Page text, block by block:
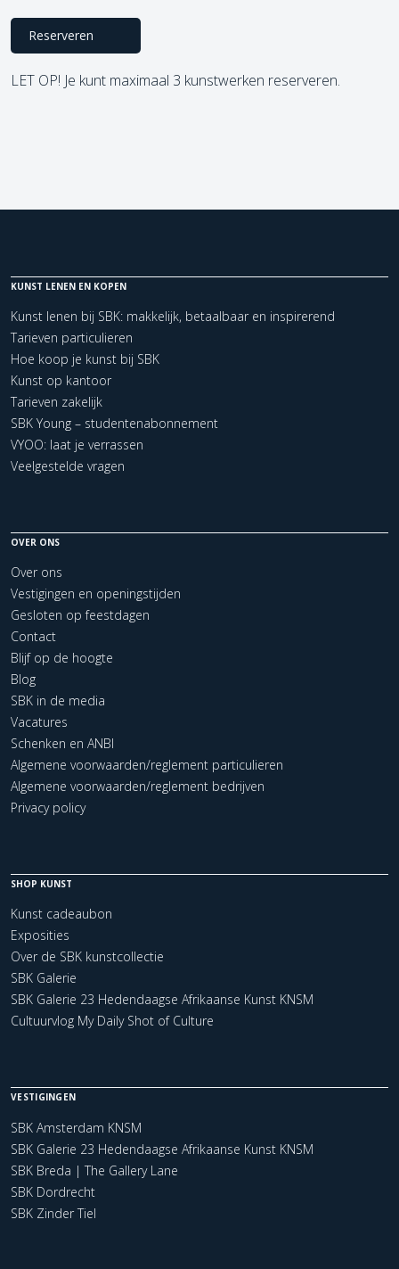
Reserveren
LET OP! Je kunt maximaal 3 kunstwerken reserveren.
KUNST LENEN EN KOPEN
Kunst lenen bij SBK: makkelijk, betaalbaar en inspirerend
Tarieven particulieren
Hoe koop je kunst bij SBK
Kunst op kantoor
Tarieven zakelijk
SBK Young – studentenabonnement
VYOO: laat je verrassen
Veelgestelde vragen
OVER ONS
Over ons
Vestigingen en openingstijden
Gesloten op feestdagen
Contact
Blijf op de hoogte
Blog
SBK in de media
Vacatures
Schenken en ANBI
Algemene voorwaarden/reglement particulieren
Algemene voorwaarden/reglement bedrijven
Privacy policy
SHOP KUNST
Kunst cadeaubon
Exposities
Over de SBK kunstcollectie
SBK Galerie
SBK Galerie 23 Hedendaagse Afrikaanse Kunst KNSM
Cultuurvlog My Daily Shot of Culture
VESTIGINGEN
SBK Amsterdam KNSM
SBK Galerie 23 Hedendaagse Afrikaanse Kunst KNSM
SBK Breda | The Gallery Lane
SBK Dordrecht
SBK Zinder Tiel